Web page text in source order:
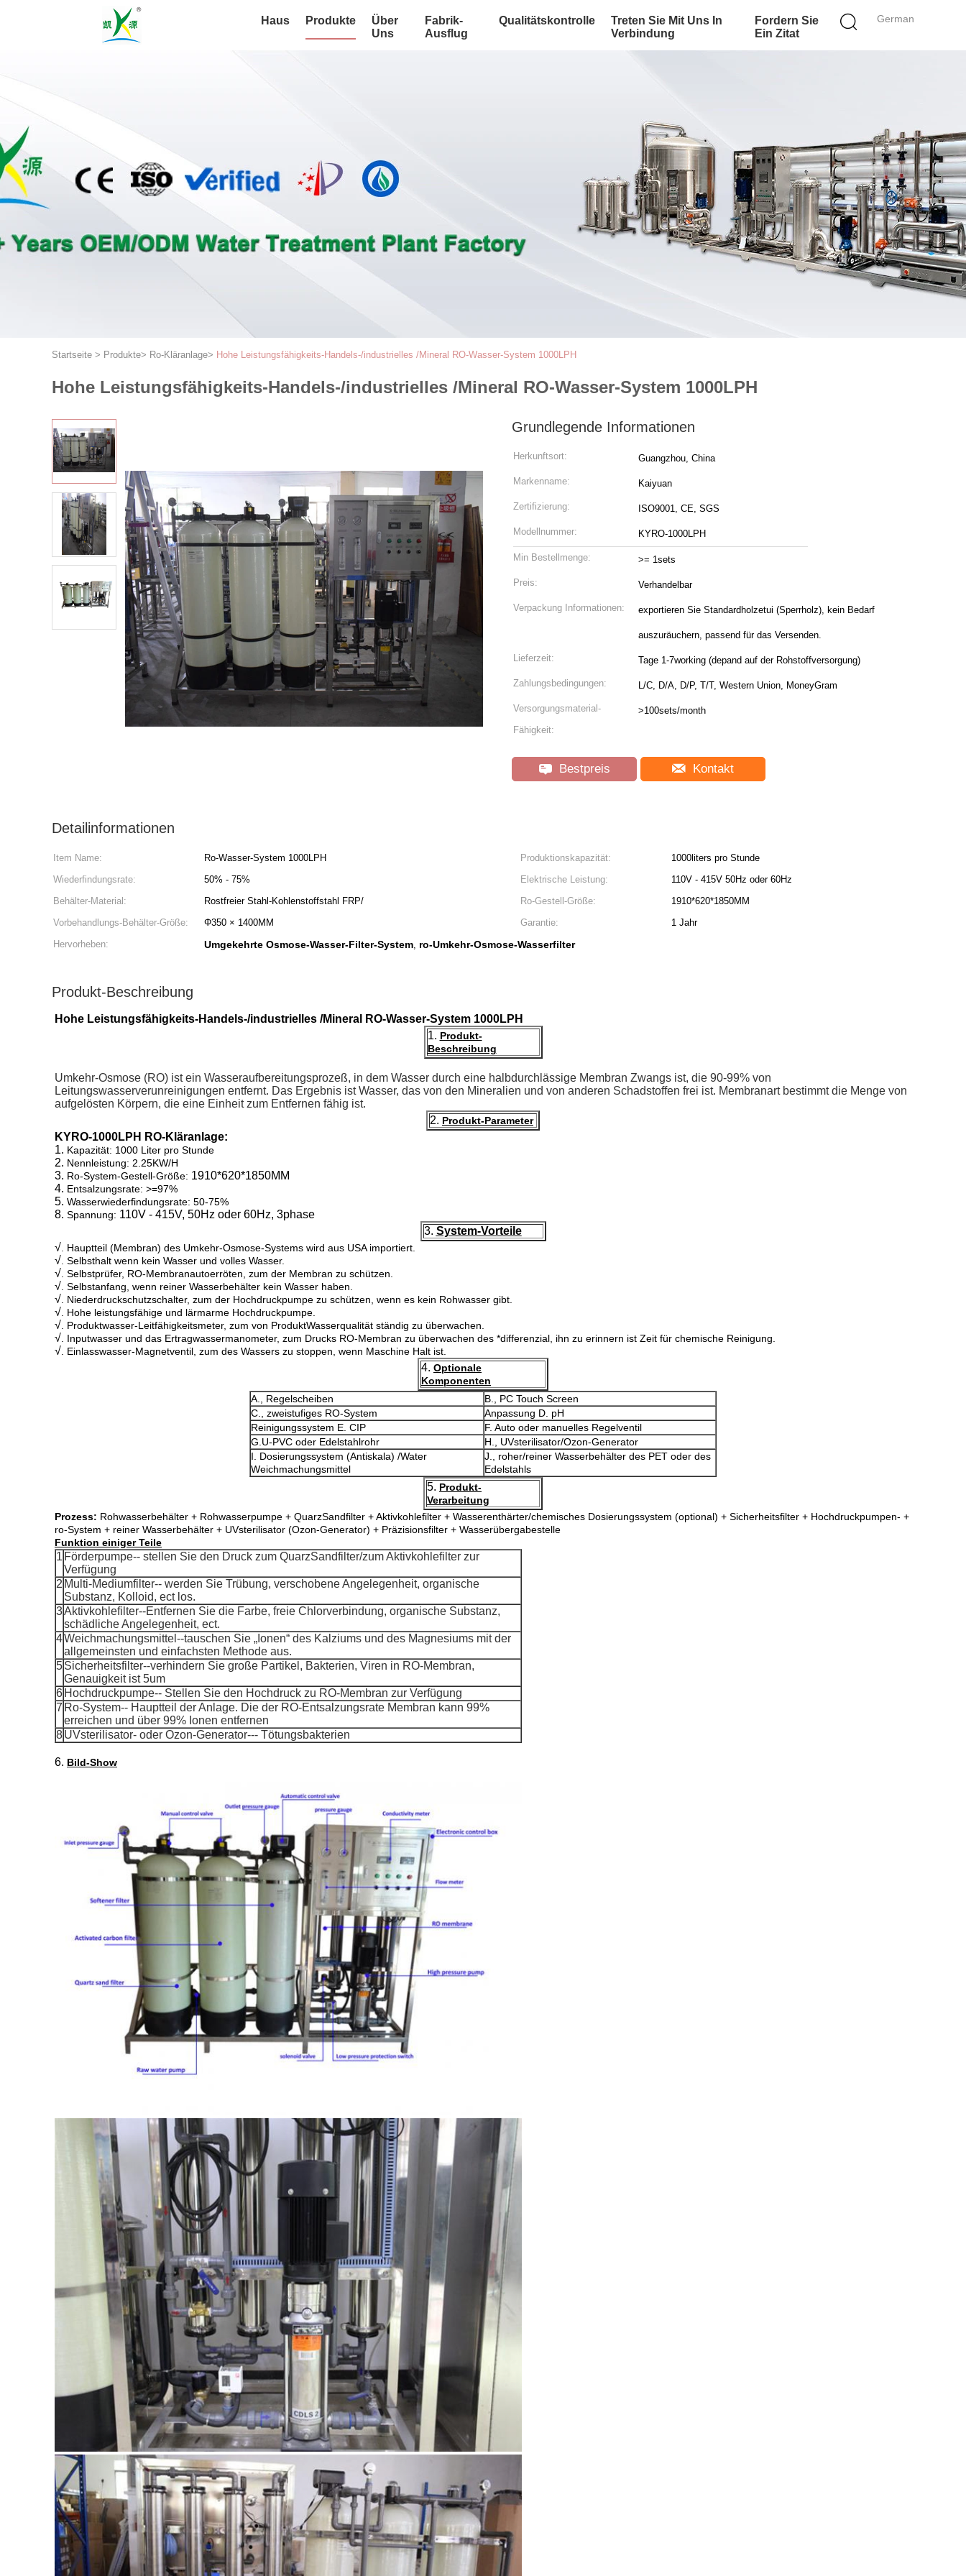
German
Haus Produkte
Über
Uns
Fabrik-
Ausflug
Qualitätskontrolle
Treten Sie Mit Uns In
Verbindung
Fordern Sie
Ein Zitat
Startseite > Produkte> Ro-Kläranlage> Hohe Leistungsfähigkeits-Handels-/industrielles /Mineral RO-Wasser-System 1000LPH
Hohe Leistungsfähigkeits-Handels-/industrielles /Mineral RO-Wasser-System 1000LPH
Grundlegende Informationen
Herkunftsort: Guangzhou, China
Markenname: Kaiyuan
Zertifizierung: ISO9001, CE, SGS
Modellnummer: KYRO-1000LPH
Min Bestellmenge: >= 1sets
Preis: Verhandelbar
Verpackung Informationen: exportieren Sie Standardholzetui (Sperrholz), kein Bedarf
auszuräuchern, passend für das Versenden.
Lieferzeit: Tage 1-7working (depand auf der Rohstoffversorgung)
Zahlungsbedingungen: L/C, D/A, D/P, T/T, Western Union, MoneyGram
Versorgungsmaterial-
Fähigkeit:
>100sets/month
Bestpreis Kontakt
Detailinformationen
Item Name: Ro-Wasser-System 1000LPH Produktionskapazität:
1000liters pro Stunde
Wiederfindungsrate:
50% - 75% Elektrische Leistung:
110V - 415V 50Hz oder 60Hz
Behälter-Material:
Rostfreier Stahl-Kohlenstoffstahl FRP/ Ro-Gestell-Größe:
1910*620*1850MM
Vorbehandlungs-Behälter-Größe:
Φ350 × 1400MM Garantie:
1 Jahr
Hervorheben:
Umgekehrte Osmose-Wasser-Filter-System, ro-Umkehr-Osmose-Wasserfilter
Produkt-Beschreibung
Hohe Leistungsfähigkeits-Handels-/industrielles /Mineral RO-Wasser-System 1000LPH
1. Produkt-
Beschreibung
Umkehr-Osmose (RO) ist ein Wasseraufbereitungsprozeß, in dem Wasser durch eine halbdurchlässige Membran Zwangs ist, die 90-99% von
Leitungswasserverunreinigungen entfernt. Das Ergebnis ist Wasser, das von den Mineralien und von anderen Schadstoffen frei ist. Membranart bestimmt die Menge von
aufgelösten Körpern, die eine Einheit zum Entfernen fähig ist.
2. Produkt-Parameter
KYRO-1000LPH RO-Kläranlage:
1. Kapazität: 1000 Liter pro Stunde
2. Nennleistung: 2.25KW/H
3. Ro-System-Gestell-Größe: 1910*620*1850MM
4. Entsalzungsrate: >=97%
5. Wasserwiederfindungsrate: 50-75%
8. Spannung: 110V - 415V, 50Hz oder 60Hz, 3phase
3. System-Vorteile
√ . Hauptteil (Membran) des Umkehr-Osmose-Systems wird aus USA importiert.
√ . Selbsthalt wenn kein Wasser und volles Wasser.
√ . Selbstprüfer, RO-Membranautoerröten, zum der Membran zu schützen.
√ . Selbstanfang, wenn reiner Wasserbehälter kein Wasser haben.
√ . Niederdruckschutzschalter, zum der Hochdruckpumpe zu schützen, wenn es kein Rohwasser gibt.
√ . Hohe leistungsfähige und lärmarme Hochdruckpumpe.
√ . Produktwasser-Leitfähigkeitsmeter, zum von ProduktWasserqualität ständig zu überwachen.
√ . Inputwasser und das Ertragwassermanometer, zum Drucks RO-Membran zu überwachen des *differenzial, ihn zu erinnern ist Zeit für chemische Reinigung.
√ . Einlasswasser-Magnetventil, zum des Wassers zu stoppen, wenn Maschine Halt ist.
4. Optionale
Komponenten
A., Regelscheiben
B., PC Touch Screen
C., zweistufiges RO-System
Anpassung D. pH
Reinigungssystem E. CIP
F. Auto oder manuelles Regelventil
G.U-PVC oder Edelstahlrohr
H., UVsterilisator/Ozon-Generator
I. Dosierungssystem (Antiskala) /Water
Weichmachungsmittel
J., roher/reiner Wasserbehälter des PET oder des
Edelstahls
5. Produkt-
Verarbeitung
Prozess: Rohwasserbehälter + Rohwasserpumpe + QuarzSandfilter + Aktivkohlefilter + Wasserenthärter/chemisches Dosierungssystem (optional) + Sicherheitsfilter + Hochdruckpumpen- +
ro-System + reiner Wasserbehälter + UVsterilisator (Ozon-Generator) + Präzisionsfilter + Wasserübergabestelle
Funktion einiger Teile
1 Förderpumpe-- stellen Sie den Druck zum QuarzSandfilter/zum Aktivkohlefilter zur
Verfügung
2 Multi-Mediumfilter-- werden Sie Trübung, verschobene Angelegenheit, organische
Substanz, Kolloid, ect los.
3Aktivkohlefilter--Entfernen Sie die Farbe, freie Chlorverbindung, organische Substanz,
schädliche Angelegenheit, ect.
4Weichmachungsmittel--tauschen Sie „Ionen“ des Kalziums und des Magnesiums mit der
allgemeinsten und einfachsten Methode aus.
5Sicherheitsfilter--verhindern Sie große Partikel, Bakterien, Viren in RO-Membran,
Genauigkeit ist 5um
6 Hochdruckpumpe-- Stellen Sie den Hochdruck zu RO-Membran zur Verfügung
7 Ro-System-- Hauptteil der Anlage. Die der RO-Entsalzungsrate Membran kann 99%
erreichen und über 99% Ionen entfernen
8UVsterilisator- oder Ozon-Generator--- Tötungsbakterien
6. Bild-Show